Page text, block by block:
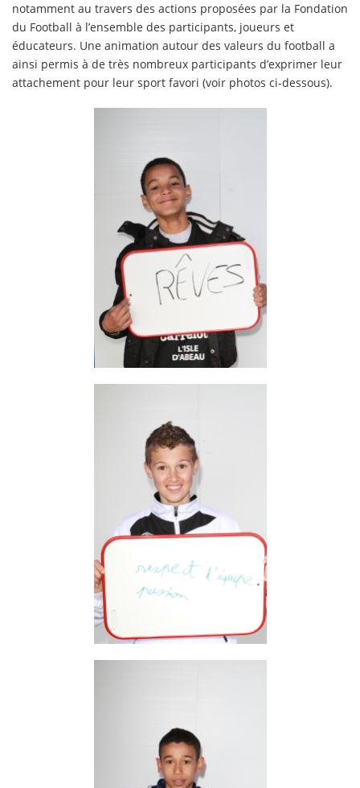
notamment au travers des actions proposées par la Fondation
du Football à l’ensemble des participants, joueurs et
éducateurs. Une animation autour des valeurs du football a
ainsi permis à de très nombreux participants d’exprimer leur
attachement pour leur sport favori (voir photos ci-dessous).